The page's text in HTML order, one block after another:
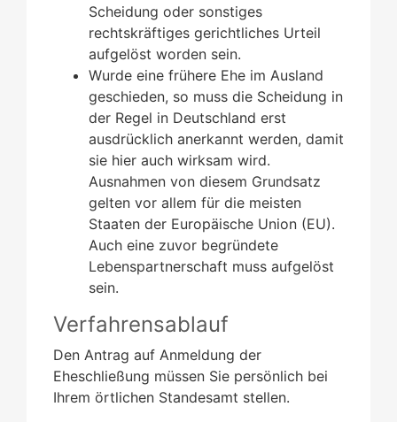
Scheidung oder sonstiges
rechtskräftiges gerichtliches Urteil
aufgelöst worden sein.
Wurde eine frühere Ehe im Ausland
geschieden, so muss die Scheidung in
der Regel in Deutschland erst
ausdrücklich anerkannt werden, damit
sie hier auch wirksam wird.
Ausnahmen von diesem Grundsatz
gelten vor allem für die meisten
Staaten der Europäische Union (EU).
Auch eine zuvor begründete
Lebenspartnerschaft muss aufgelöst
sein.
Verfahrensablauf
Den Antrag auf Anmeldung der
Eheschließung müssen Sie persönlich bei
Ihrem örtlichen Standesamt stellen.